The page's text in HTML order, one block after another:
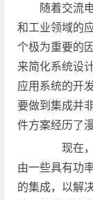
随着交流
和工业领域的
个极为重要的
来简化系统设
应用系统的开
要做到集成并
件方案经历了
现在，
由一些具有功
的集成，以解